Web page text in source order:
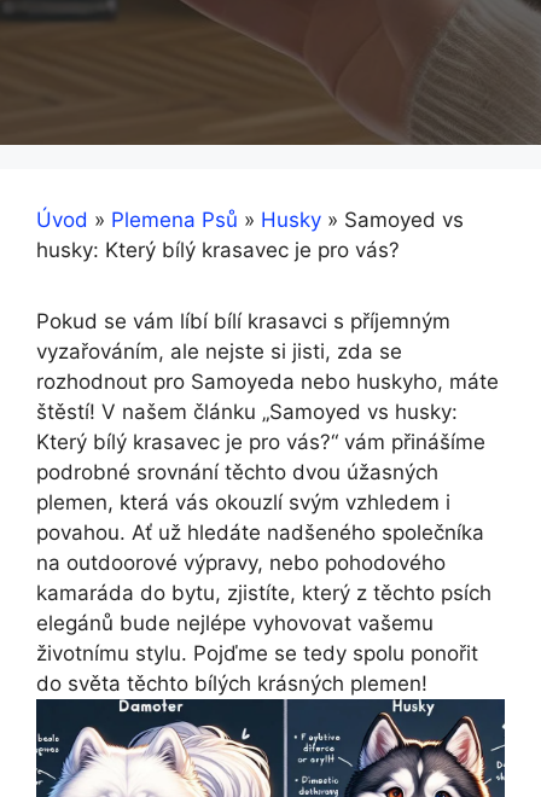
Úvod » Plemena Psů » Husky » Samoyed vs
husky: Který bílý krasavec je pro vás?
Pokud se vám líbí bílí krasavci s příjemným
vyzařováním, ale nejste si jisti, zda se
rozhodnout pro Samoyeda nebo huskyho, máte
štěstí! V našem článku „Samoyed vs husky:
Který bílý krasavec je pro vás?“ vám přinášíme
podrobné srovnání těchto dvou úžasných
plemen, která vás okouzlí svým vzhledem i
povahou. Ať už hledáte nadšeného společníka
na outdoorové výpravy, nebo pohodového
kamaráda do bytu, zjistíte, který z těchto psích
elegánů bude nejlépe vyhovovat vašemu
životnímu stylu. Pojďme se tedy spolu ponořit
do světa těchto bílých krásných plemen!